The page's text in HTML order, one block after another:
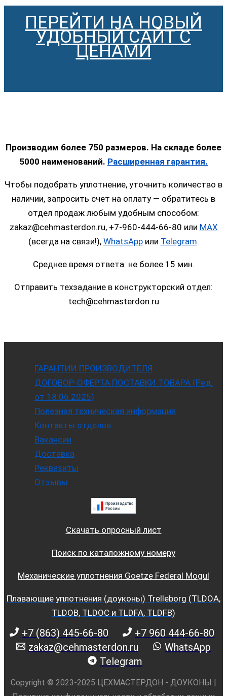
ПЕРЕЙТИ НА НОВЫЙ
УДОБНЫЙ САЙТ С
ЦЕНАМИ
Производим более 750 размеров. На складе более
5000 наименований. Расширенная гарантия.
Чтобы подобрать уплотнение, уточнить количество в
наличии, запросить счет на оплату — обратитесь в
отдел продаж любым удобным способом:
zakaz@cehmasterdon.ru, +7-960-444-66-80 или MAX
(всегда на связи!), WhatsAppили Telegram.
Среднее время ответа: не более 15 мин.
Отправить техзадание в конструкторский отдел:
tech@cehmasterdon.ru
ГАРАНТИИ ПРОИЗВОДИТЕЛЯ
ДОГОВОР-ОФЕРТА ПОСТАВКИ ТОВАРА (Ред.
от 18.06.2025)
Полезная техническая информация
Контакты отделов
Вакансии
Доставка
Реквизиты
Отзывы
Скачать опросный лист
Поиск по каталожному номеру
Механические уплотнения Goetze Federal Mogul
Плавающие уплотнения (доуконы) Trelleborg (TLDOA,
TLDOB, TLDOC и TLDFA, TLDFB)
+7 (863) 445-66-80
+7 960 444-66-80
zakaz@cehmasterdon.ru
WhatsApp
Telegram
Copyright © 2023-2025 ЦЕХМАСТЕРДОН - ДОУКОНЫ |